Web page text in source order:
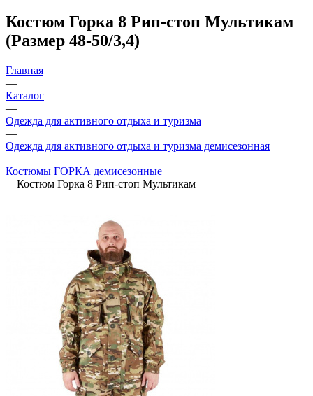
Костюм Горка 8 Рип-стоп Мультикам
(Размер 48-50/3,4)
Главная
—
Каталог
—
Одежда для активного отдыха и туризма
—
Одежда для активного отдыха и туризма демисезонная
—
Костюмы ГОРКА демисезонные
—Костюм Горка 8 Рип-стоп Мультикам